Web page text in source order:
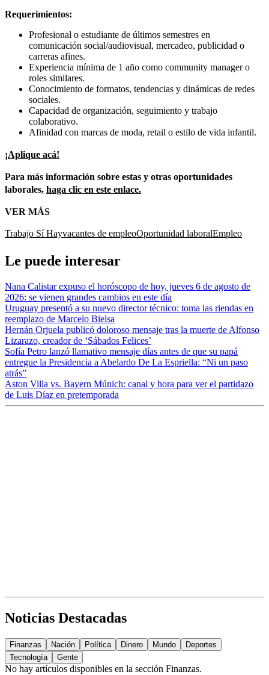
Requerimientos:
Profesional o estudiante de últimos semestres en
comunicación social/audiovisual, mercadeo, publicidad o
carreras afines.
Experiencia mínima de 1 año como community manager o
roles similares.
Conocimiento de formatos, tendencias y dinámicas de redes
sociales.
Capacidad de organización, seguimiento y trabajo
colaborativo.
Afinidad con marcas de moda, retail o estilo de vida infantil.
¡Aplique acá!
Para más información sobre estas y otras oportunidades
laborales, haga clic en este enlace.
VER MÁS
Trabajo Sí Hayvacantes de empleoOportunidad laboralEmpleo
Le puede interesar
Nana Calistar expuso el horóscopo de hoy, jueves 6 de agosto de
2026: se vienen grandes cambios en este día
Uruguay presentó a su nuevo director técnico: toma las riendas en
reemplazo de Marcelo Bielsa
Hernán Orjuela publicó doloroso mensaje tras la muerte de Alfonso
Lizarazo, creador de ‘Sábados Felices’
Sofía Petro lanzó llamativo mensaje días antes de que su papá
entregue la Presidencia a Abelardo De La Espriella: “Ni un paso
atrás”
Aston Villa vs. Bayern Múnich: canal y hora para ver el partidazo
de Luis Díaz en pretemporada
Noticias Destacadas
Finanzas Nación Política Dinero Mundo
Deportes
Tecnología
Gente
No hay artículos disponibles en la sección Finanzas.